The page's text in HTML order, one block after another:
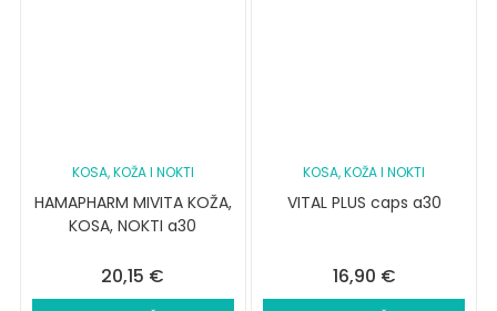
KOSA, KOŽA I NOKTI
HAMAPHARM MIVITA KOŽA,
KOSA, NOKTI a30
20,15 €
KOSA, KOŽA I NOKTI
VITAL PLUS caps a30
16,90 €